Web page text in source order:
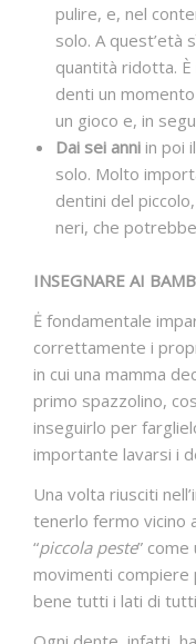
pulire, e, nel
solo. A quest’età
quantità ridotta.
denti un
un gioco e, in
Dai sei anni in poi
solo. Molto
dentini del
neri, che
INSEGNARE AI
Ė fondamentale
correttamente i
in cui una mamma
primo spazzolino,
inseguirlo per
importante lavarsi i
Una volta riusciti
tenerlo fermo vicino
“piccola peste”
movimenti
bene tutti i lati di